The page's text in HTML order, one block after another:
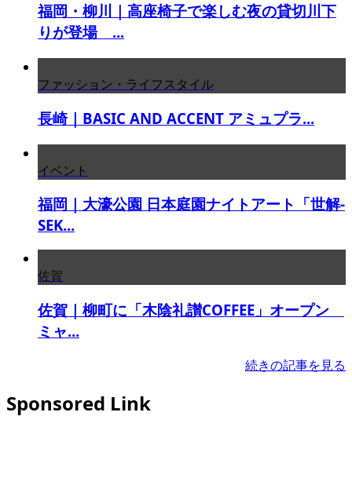
福岡・柳川｜高座椅子で楽しむ夜の貸切川下
りが登場 ...
ファッション・ライフスタイル
長崎｜BASIC AND ACCENT アミュプラ...
イベント
福岡｜大濠公園 日本庭園ナイトアート「世解-
SEK...
佐賀
佐賀｜柳町に「木陰礼讃COFFEE」オープン
ミャ...
続きの記事を見る
Sponsored Link